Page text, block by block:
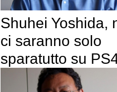
Shuhei Yoshida,
ci saranno solo
sparatutto su